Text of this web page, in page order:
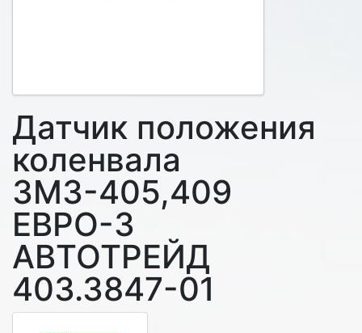
Датчик положения
коленвала
ЗМЗ-405,409
ЕВРО-3
АВТОТРЕЙД
403.3847-01